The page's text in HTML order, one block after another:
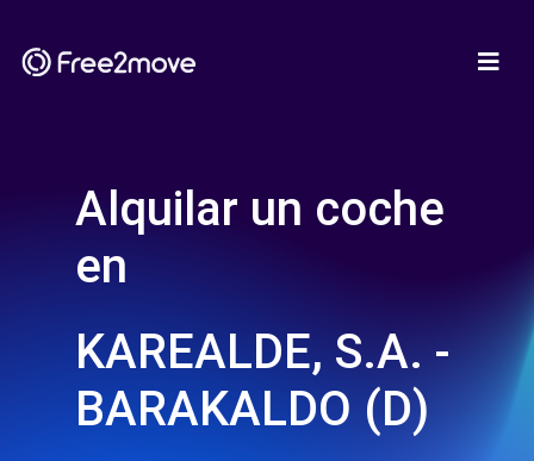
Alquilar un coche
en
KAREALDE, S.A. -
BARAKALDO (D)